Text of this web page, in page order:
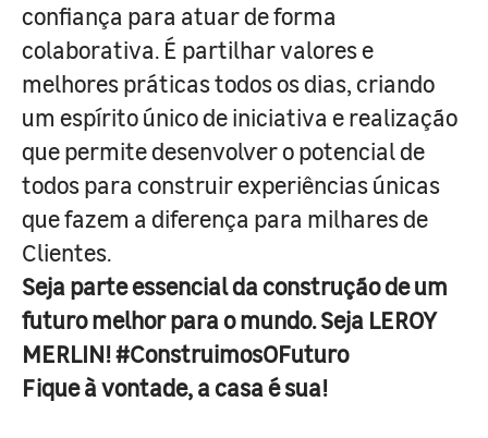
confiança para atuar de forma
colaborativa. É partilhar valores e
melhores práticas todos os dias, criando
um espírito único de iniciativa e realização
que permite desenvolver o potencial de
todos para construir experiências únicas
que fazem a diferença para milhares de
Clientes.
Seja parte essencial da construção de um
futuro melhor para o mundo. Seja LEROY
MERLIN! #ConstruimosOFuturo
Fique à vontade, a casa é sua!